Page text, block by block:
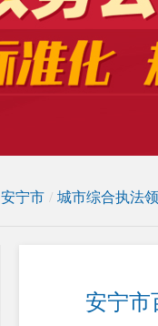
安宁市 / 城市综合执法
安宁市